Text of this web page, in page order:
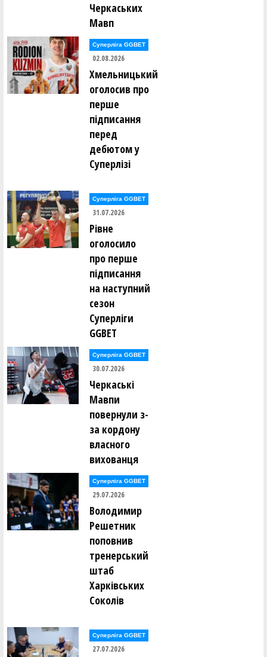
Черкаських
Мавп
Суперліга GGBET
02.08.2026
Хмельницький
оголосив про
перше
підписання
перед
дебютом у
Суперлізі
Суперліга GGBET
31.07.2026
Рівне
оголосило
про перше
підписання
на наступний
сезон
Суперліги
GGBET
Суперліга GGBET
30.07.2026
Черкаські
Мавпи
повернули з-
за кордону
власного
вихованця
Суперліга GGBET
29.07.2026
Володимир
Решетник
поповнив
тренерський
штаб
Харківських
Соколів
Суперліга GGBET
27.07.2026